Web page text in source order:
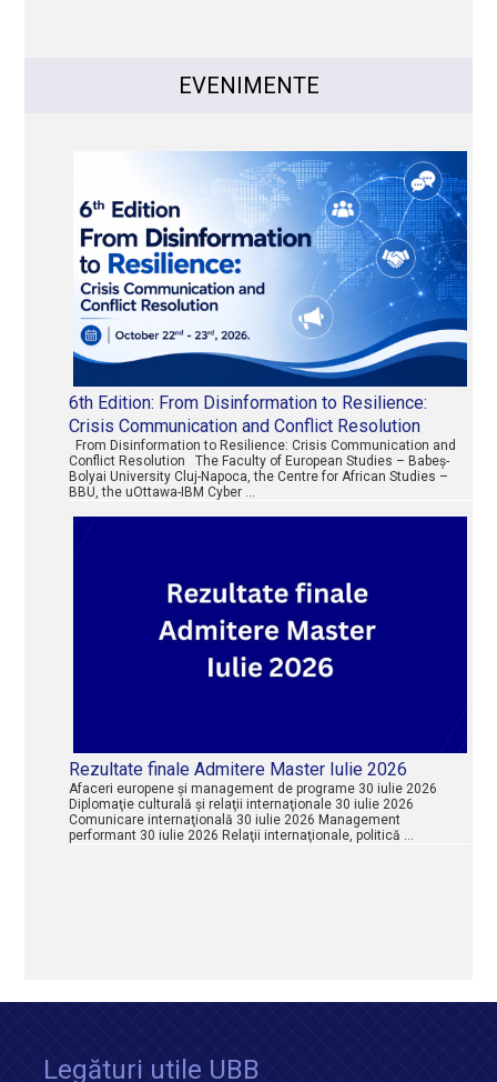
EVENIMENTE
6th Edition: From Disinformation to Resilience:
Crisis Communication and Conflict Resolution
From Disinformation to Resilience: Crisis Communication and
Conflict Resolution The Faculty of European Studies – Babeș-
Bolyai University Cluj-Napoca, the Centre for African Studies –
BBU, the uOttawa-IBM Cyber …
Rezultate finale Admitere Master Iulie 2026
Afaceri europene şi management de programe 30 iulie 2026
Diplomaţie culturală şi relaţii internaţionale 30 iulie 2026
Comunicare internaţională 30 iulie 2026 Management
performant 30 iulie 2026 Relaţii internaţionale, politică …
Legături utile UBB